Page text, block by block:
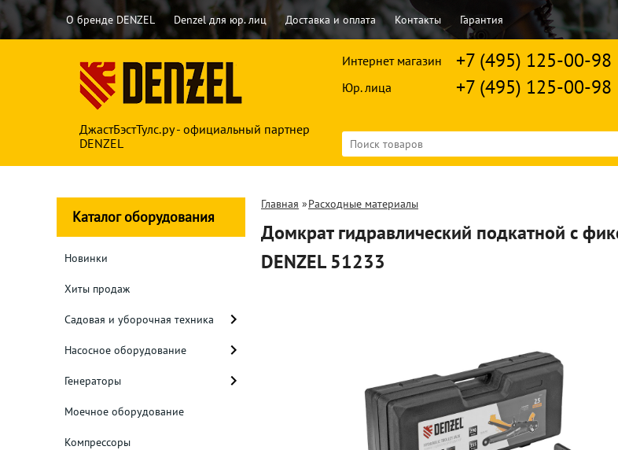
О бренде DENZEL Denzel для юр. лиц Доставка и оплата Контакты Гарантия
ДжастБэстТулс.ру - официальный партнер
DENZEL
Интернет магазин +7 (495) 125-00-98
Юр. лица +7 (495) 125-00-98
Каталог оборудования
Новинки
Хиты продаж
Садовая и уборочная техника
Насосное оборудование
Генераторы
Моечное оборудование
Компрессоры
Главная »Расходные материалы
Домкрат гидравлический подкатной с
DENZEL 51233